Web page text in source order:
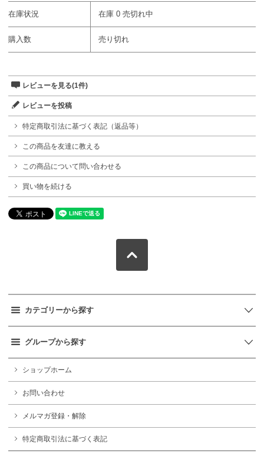
在庫状況 在庫 0 売切れ中
購入数 売り切れ
レビューを見る(1件)
レビューを投稿
特定商取引法に基づく表記（返品等）
この商品を友達に教える
この商品について問い合わせる
買い物を続ける
カテゴリーから探す
グループから探す
ショップホーム
お問い合わせ
メルマガ登録・解除
特定商取引法に基づく表記